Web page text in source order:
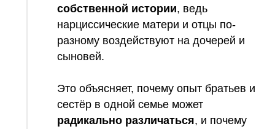
собственной истории, ведь
нарциссические матери и отцы по-
разному воздействуют на дочерей и
сыновей.
Это объясняет, почему опыт братьев и
сестёр в одной семье может
радикально различаться, и почему